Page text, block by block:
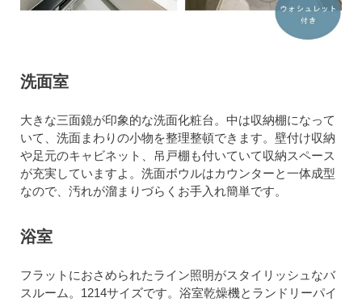
洗面室
大きな三面鏡が印象的な洗面化粧台。中は収納棚になって
いて、洗面まわりの小物を整理整頓できます。壁付け収納
や足元のキャビネット、吊戸棚も付いていて収納スペース
が充実していますよ。洗面ボウルはカウンターと一体成型
なので、汚れが溜まりづらくお手入れ簡単です。
浴室
フラットにおさめられたライン照明がスタイリッシュなバ
スルーム。1214サイズです。浴室乾燥機とランドリーパイ